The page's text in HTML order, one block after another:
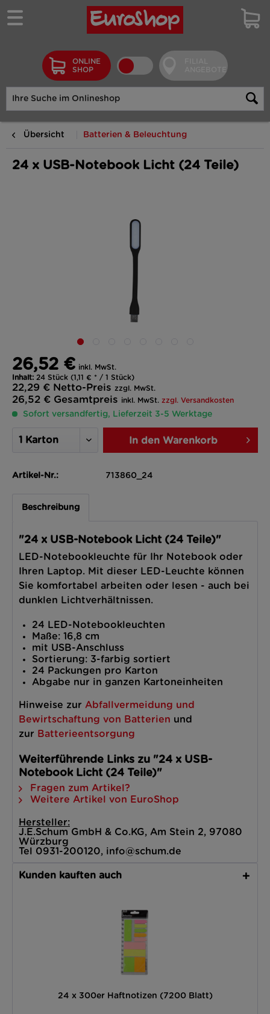
ONLINE
SHOP
Übersicht Batterien & Beleuchtung
24 x USB-Notebook Licht (24 Teile)
26,52 € inkl. MwSt.
Inhalt: 24 Stück (1,11 € * / 1 Stück)
22,29 € Netto-Preis zzgl. MwSt.
26,52 € Gesamtpreis inkl. MwSt. zzgl. Versandkosten
Sofort versandfertig, Lieferzeit 3-5 Werktage
In den Warenkorb
Artikel-Nr.: 713860_24
Beschreibung
"24 x USB-Notebook Licht (24 Teile)"
LED-Notebookleuchte für Ihr Notebook oder
Ihren Laptop. Mit dieser LED-Leuchte können
Sie komfortabel arbeiten oder lesen - auch bei
dunklen Lichtverhältnissen.
24 LED-Notebookleuchten
Maße: 16,8 cm
mit USB-Anschluss
Sortierung: 3-farbig sortiert
24 Packungen pro Karton
Abgabe nur in ganzen Kartoneinheiten
Hinweise zur Abfallvermeidung und
Bewirtschaftung von Batterien und
zur Batterieentsorgung
Weiterführende Links zu "24 x USB-
Notebook Licht (24 Teile)"
Fragen zum Artikel?
Weitere Artikel von EuroShop
Hersteller:
J.E.Schum GmbH & Co.KG, Am Stein 2, 97080
Würzburg
Tel 0931-200120, info@schum.de
Kunden kauften auch
24 x 300er Haftnotizen (7200 Blatt)